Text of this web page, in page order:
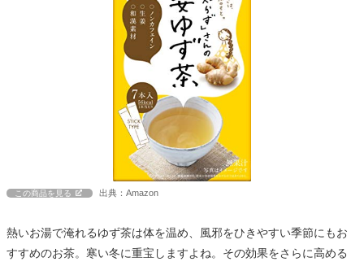
この商品を見る 出典：Amazon
熱いお湯で淹れるゆず茶は体を温め、風邪をひきやすい季節にもお
すすめのお茶。寒い冬に重宝しますよね。その効果をさらに高める